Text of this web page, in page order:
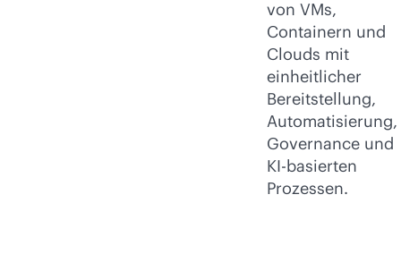
von VMs,
Containern und
Clouds mit
einheitlicher
Bereitstellung,
Automatisierung,
Governance und
KI-basierten
Prozessen.